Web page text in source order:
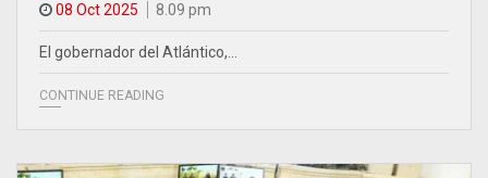
08 Oct 2025 8.09 pm
El gobernador del Atlántico,…
CONTINUE READING